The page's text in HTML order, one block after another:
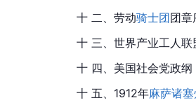
十 二、劳动骑士团团章
十 三、世界产业工人
十 四、 美国社会党政
十 五、1912年麻萨诸